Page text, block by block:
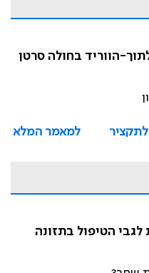
הווריד בחולה סרטן
לתקציר
למאמר המלא
הטיפול בתזונה